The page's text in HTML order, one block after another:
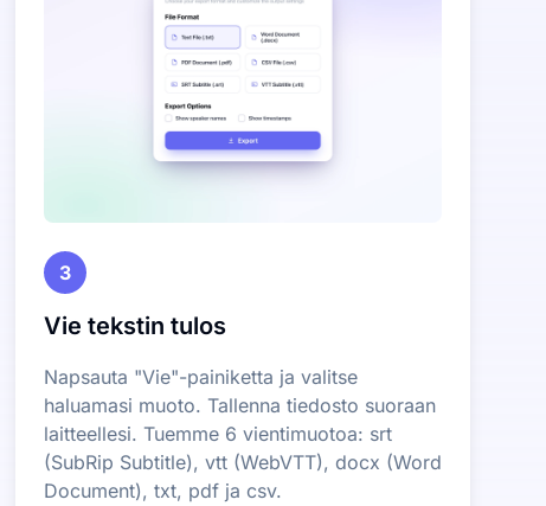
3
Vie tekstin tulos
Napsauta "Vie"-painiketta ja valitse
haluamasi muoto. Tallenna tiedosto suoraan
laitteellesi. Tuemme 6 vientimuotoa: srt
(SubRip Subtitle), vtt (WebVTT), docx (Word
Document), txt, pdf ja csv.